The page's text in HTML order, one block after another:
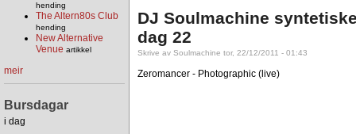
hending
The Altern80s Club
hending
New Alternative
Venue artikkel
meir
Bursdagar
i dag
DJ Soulmachine
dag 22
Skrive av Soulmachine tor, 22/12/2011 - 01:43
Zeromancer - Photographic (live)